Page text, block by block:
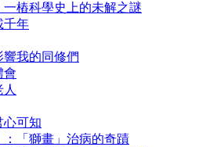
樁科學史上的未解之謎
千年
我的同修們
會
心可知
「獅畫」治病的奇蹟